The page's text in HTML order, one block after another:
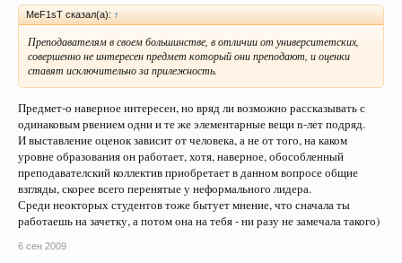
MeF1sT сказал(а): ↑
Преподавателям в своем большинстве, в отличии от университетских,
совершенно не интересен предмет который они преподают, и оценки
ставят исключительно за прилежность.
Предмет-о наверное интересен, но вряд ли возможно рассказывать с
одинаковым рвением одни и те же элементарные вещи n-лет подряд.
И выставление оценок зависит от человека, а не от того, на каком
уровне образования он работает, хотя, наверное, обособленный
преподавателский коллектив приобретает в данном вопросе общие
взгляды, скорее всего перенятые у неформального лидера.
Среди неокторых студентов тоже бытует мнение, что сначала ты
работаешь на зачетку, а потом она на тебя - ни разу не замечала такого)
6 сен 2009